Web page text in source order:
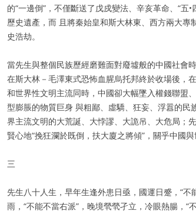
的“一邊倒”，不僅斷送了戊戍變法、辛亥革命、“
歷史遺產，而 且將秦始皇和斯大林東、西方兩大
史浩劫。
當先生與整個民族歷經磨難面對廢墟般的中國社會
在斯大林－毛澤東式恐怖血腥烏托邦終於收場後，
和世界性文明主流同時，中國卻大幅墜入權錢聯盟
型膨脹的物質巨身 與粗鄙、虛驕、狂妄、浮囂的
界主流文明的大荒誕、大悖謬、大詭吊、大危局；
賢心地“挽狂瀾於既倒，扶大廈之將傾”，關乎中國與
三
先生八十人生，早年生逢外患日亟，國運日蹙，“
雨，“不能不當右派”，晚境煢煢孑立，冷眼熱腸，“